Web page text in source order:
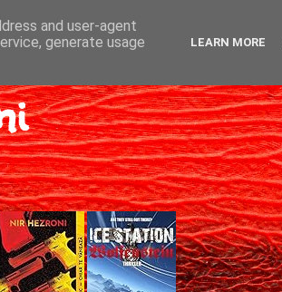
and user-agent
generate usage
LEARN MORE